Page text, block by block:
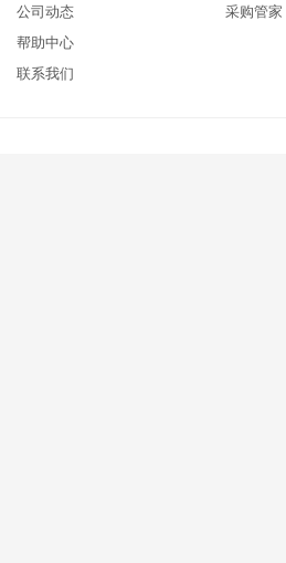
公司动态
帮助中心
联系我们
采购管家